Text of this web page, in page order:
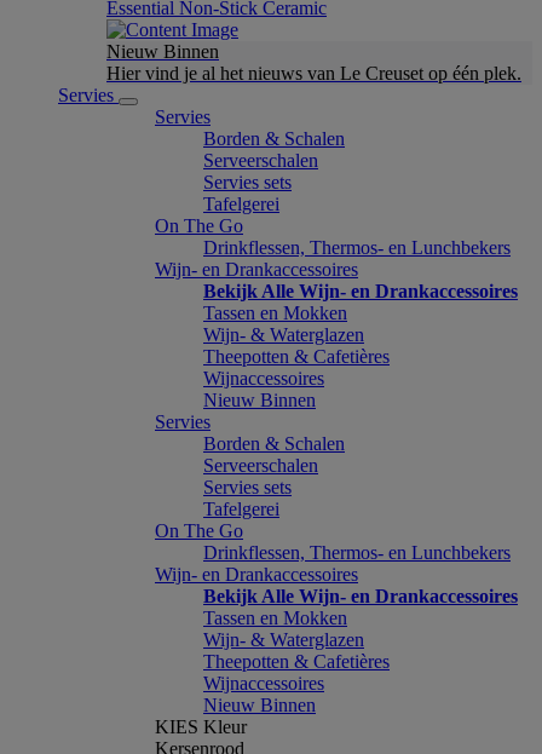
Essential Non-Stick Ceramic
Nieuw Binnen
Hier vind je al het nieuws van Le Creuset op één plek.
Servies
Servies
Borden & Schalen
Serveerschalen
Servies sets
Tafelgerei
On The Go
Drinkflessen, Thermos- en Lunchbekers
Wijn- en Drankaccessoires
Bekijk Alle Wijn- en Drankaccessoires
Tassen en Mokken
Wijn- & Waterglazen
Theepotten & Cafetières
Wijnaccessoires
Nieuw Binnen
Servies
Borden & Schalen
Serveerschalen
Servies sets
Tafelgerei
On The Go
Drinkflessen, Thermos- en Lunchbekers
Wijn- en Drankaccessoires
Bekijk Alle Wijn- en Drankaccessoires
Tassen en Mokken
Wijn- & Waterglazen
Theepotten & Cafetières
Wijnaccessoires
Nieuw Binnen
KIES Kleur
Kersenrood